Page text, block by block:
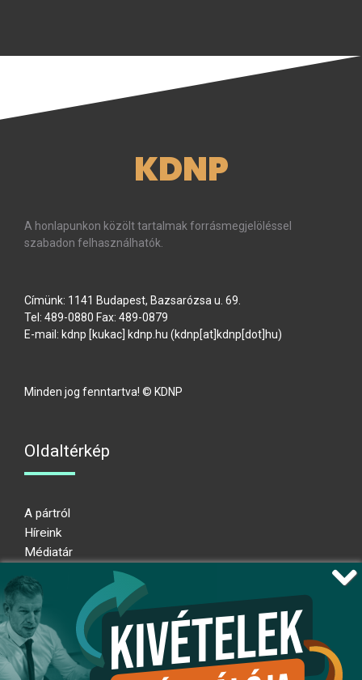
KDNP
A honlapunkon közölt tartalmak forrásmegjelöléssel
szabadon felhasználhatók.
Címünk: 1141 Budapest, Bazsarózsa u. 69.
Tel: 489-0880 Fax: 489-0879
E-mail: kdnp [kukac] kdnp hu (kdnp[at]kdnp[dot]hu)
Minden jog fenntartva! © KDNP
Oldaltérkép
A pártról
Híreink
Médiatár
Adatkezelési nyilatkozat
Átláthatósági nyilatkozat
Ugrás az oldal tetejére